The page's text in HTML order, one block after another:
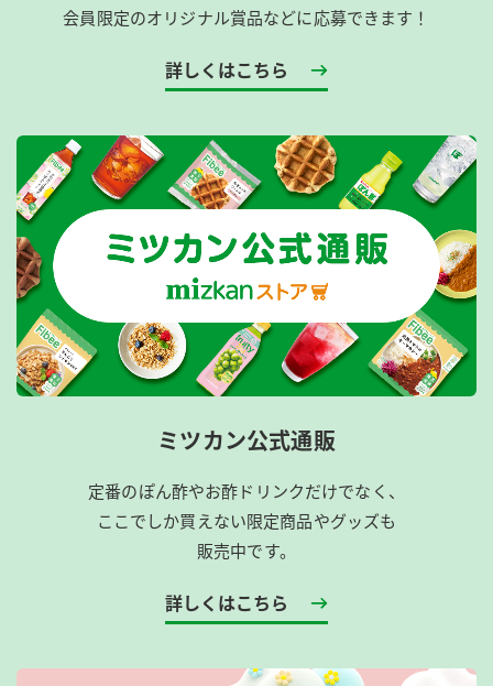
会員限定のオリジナル賞品などに応募できます！
詳しくはこちら
ミツカン公式通販
定番のぽん酢やお酢ドリンクだけでなく、
ここでしか買えない限定商品やグッズも
販売中です。
詳しくはこちら